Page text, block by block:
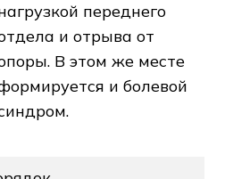
переднего
и отрыва от
В этом же месте
и болевой